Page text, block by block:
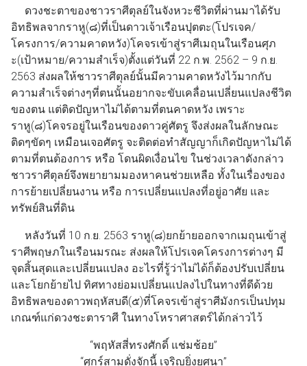
ดวงชะตาของชาวราศีตุลย์ในจังหวะชีวิตที่ผ่านมาได้รับ
อิทธิพลจากราหู(๘)ที่เป็นดาวเจ้าเรือนปุตตะ(โปรเจค/
โครงการ/ความคาดหวัง)โคจรเข้าสู่ราศีเมถุนในเรือนศุภ
ะ(เป้าหมาย/ความสำเร็จ)ตั้งแต่วันที่ 22 ก.พ. 2562 – 9 ก.ย.
2563 ส่งผลให้ชาวราศีตุลย์นั้นมีความคาดหวังไว้มากกับ
ความสำเร็จต่างๆที่ตนนั้นอยากจะขับเคลื่อนเปลี่ยนแปลงชีวิต
ของตน แต่ติดปัญหาไม่ได้ตามที่ตนคาดหวัง เพราะ
ราหู(๘)โคจรอยู่ในเรือนของดาวคู่ศัตรู จึงส่งผลในลักษณะ
ติดๆขัดๆ เหมือนเจอศัตรู จะติดต่อทำสัญญาก็เกิดปัญหาไม่ได้
ตามที่ตนต้องการ หรือ โดนผิดเงื่อนไข ในช่วงเวลาดังกล่าว
ชาวราศีตุลย์จึงพยายามมองหาคนช่วยเหลือ ทั้งในเรื่องของ
การย้ายเปลี่ยนงาน หรือ การเปลี่ยนแปลงที่อยู่อาศัย และ
ทรัพย์สินที่ดิน
หลังวันที่ 10 ก.ย. 2563 ราหู(๘)ยกย้ายออกจากเมถุนเข้าสู่
ราศีพฤษภในเรือนมรณะ ส่งผลให้โปรเจคโครงการต่างๆ มี
จุดสิ้นสุดและเปลี่ยนแปลง อะไรที่รู้ว่าไม่ได้ก็ต้องปรับเปลี่ยน
และโยกย้ายไป ทิศทางย่อมเปลี่ยนแปลงไปในทางที่ดีด้วย
อิทธิพลของดาวพฤหัสบดี(๕)ที่โคจรเข้าสู่ราศีมังกรเป็นปทุม
เกณฑ์แก่ดวงชะตาราศี ในทางโหราศาสตร์ได้กล่าวไว้
“พฤหัสสี่ทรงศักดิ์ แช่มช้อย”
“ศุกร์สามดั่งจักนี้ เจริญยิ่งยศนา”